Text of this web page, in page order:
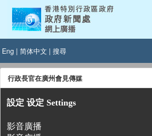
Eng | 简体中文 | 搜尋
行政長官在廣州會見傳媒